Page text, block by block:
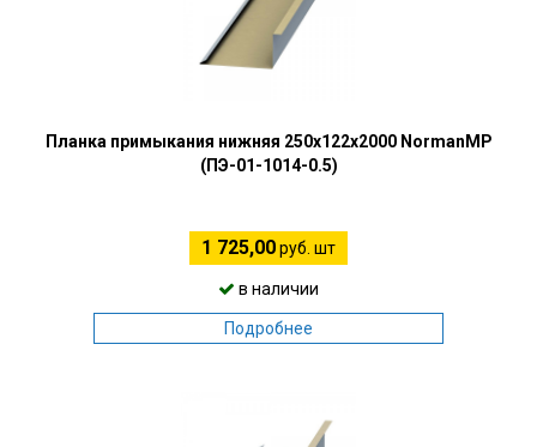
Планка примыкания нижняя 250х122х2000 NormanMP
(ПЭ-01-1014-0.5)
1 725,00руб. шт
в наличии
Подробнее